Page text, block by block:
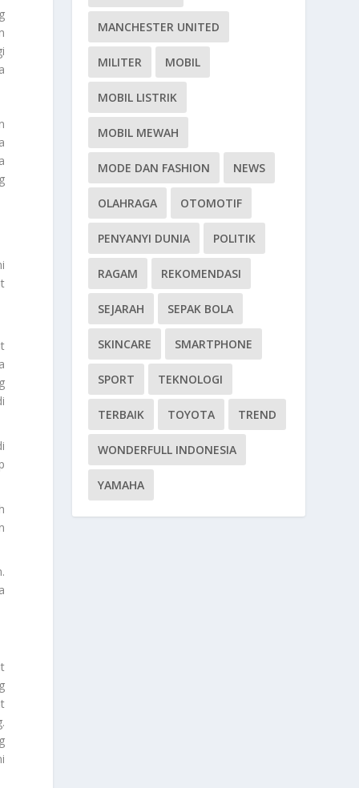
MANCHESTER UNITED
MILITER MOBIL
MOBIL LISTRIK
MOBIL MEWAH
MODE DAN FASHION NEWS
OLAHRAGA OTOMOTIF
PENYANYI DUNIA POLITIK
RAGAM REKOMENDASI
SEJARAH SEPAK BOLA
SKINCARE SMARTPHONE
SPORT TEKNOLOGI
TERBAIK TOYOTA TREND
WONDERFULL INDONESIA
YAMAHA